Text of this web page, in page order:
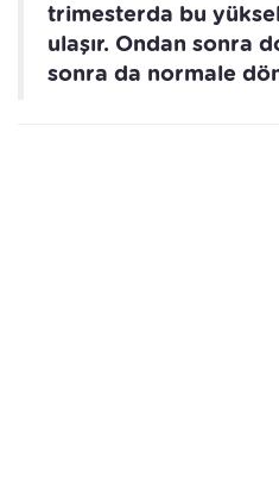
trimesterda bu
ulaşır. Ondan sonra
sonra da normale